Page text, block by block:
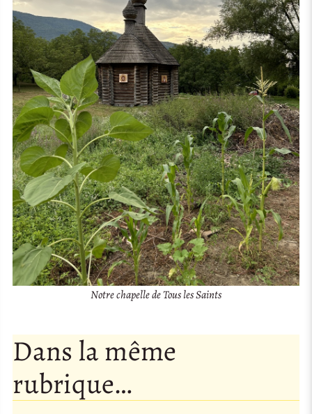
Notre chapelle de Tous les Saints
Dans la même
rubrique…